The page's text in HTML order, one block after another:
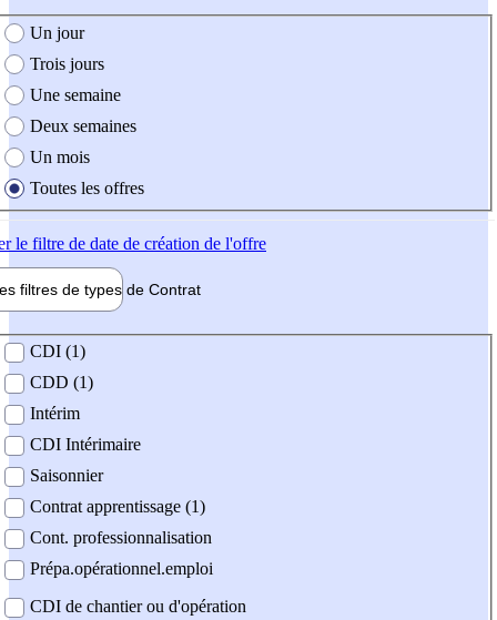
création de l'offre
Un jour
Trois jours
Une semaine
Deux semaines
Un mois
Toutes les offres
le filtre de date de création de l'offre
filtres de types de Contrat
contrat
CDI (1)
CDD (1)
Intérim
CDI Intérimaire
Saisonnier
Contrat apprentissage (1)
Cont. professionnalisation
Prépa.opérationnel.emploi
CDI de chantier ou d'opération